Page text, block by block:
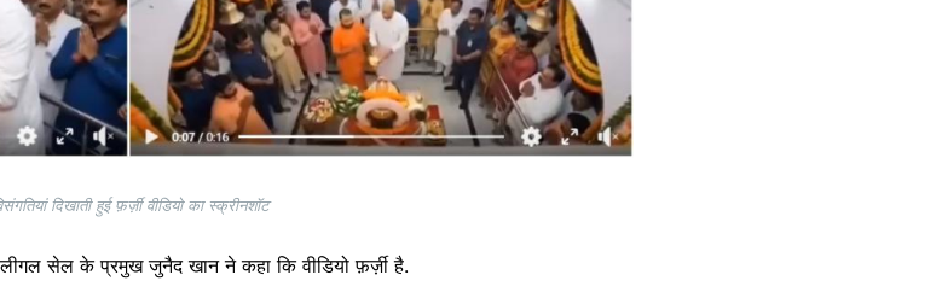
दिखाती हुई फ़र्ज़ी वीडियो का स्क्रीनशॉट
सेल के प्रमुख जुनैद खान ने कहा कि वीडियो फ़र्ज़ी है.